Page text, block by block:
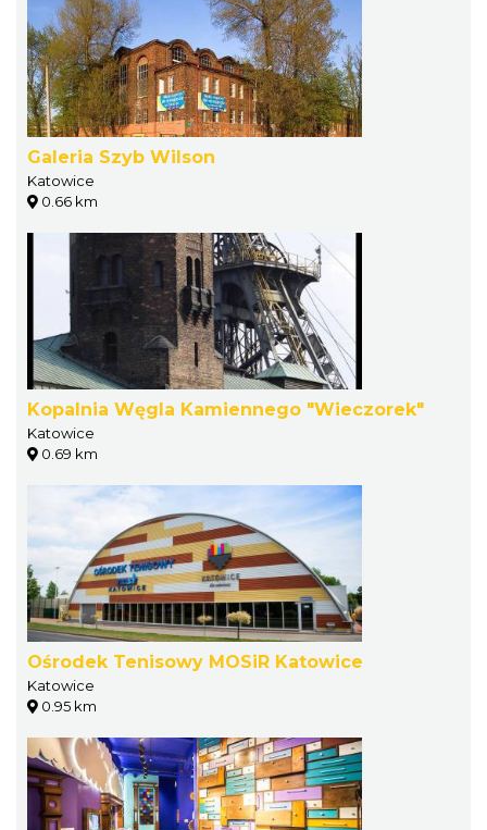
Galeria Szyb Wilson
Katowice
0.66 km
Kopalnia Węgla Kamiennego "Wieczorek"
Katowice
0.69 km
Ośrodek Tenisowy MOSiR Katowice
Katowice
0.95 km